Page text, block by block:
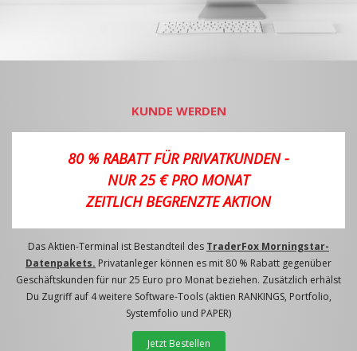
KUNDE WERDEN
80 % RABATT FÜR PRIVATKUNDEN -
NUR 25 € PRO MONAT
ZEITLICH BEGRENZTE AKTION
Das Aktien-Terminal ist Bestandteil des TraderFox Morningstar-
Datenpakets. Privatanleger können es mit 80 % Rabatt gegenüber
Geschäftskunden für nur 25 Euro pro Monat beziehen. Zusätzlich erhälst
Du Zugriff auf 4 weitere Software-Tools (aktien RANKINGS, Portfolio,
Systemfolio und PAPER)
Jetzt Bestellen